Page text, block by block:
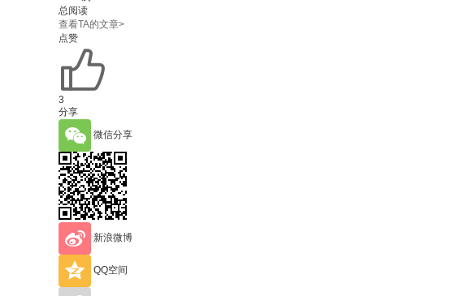
总阅读
查看TA的文章>
点赞
3
分享
微信分享
新浪微博
QQ空间